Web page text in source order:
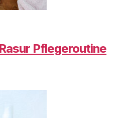
Pflegeroutine